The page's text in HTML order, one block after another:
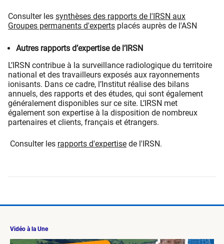
Consulter les synthèses des rapports de l'IRSN aux
Groupes permanents d'experts placés auprès de l'ASN
Autres rapports d’expertise de l’IRSN
L’IRSN contribue à la surveillance radiologique du territoire
national et des travailleurs exposés aux rayonnements
ionisants. Dans ce cadre, l’Institut réalise des bilans
annuels, des rapports et des études, qui sont également
généralement disponibles sur ce site. L’IRSN met
également son expertise à la disposition de nombreux
partenaires et clients, français et étrangers.
Consulter les rapports d'expertise de l'IRSN.
Vidéo à la Une